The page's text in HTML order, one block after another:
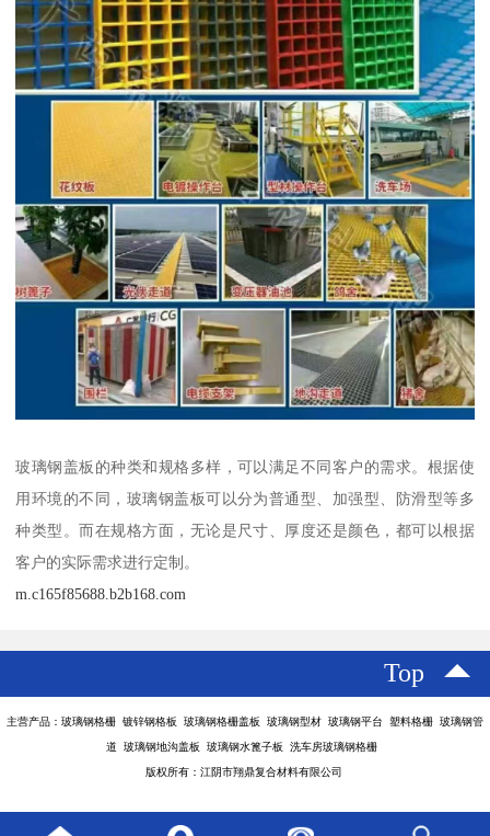
玻璃钢盖板的种类和规格多样，可以满足不同客户的需求。根据使
用环境的不同，玻璃钢盖板可以分为普通型、加强型、防滑型等多
种类型。而在规格方面，无论是尺寸、厚度还是颜色，都可以根据
客户的实际需求进行定制。
m.c165f85688.b2b168.com
Top
主营产品：玻璃钢格栅 镀锌钢格板 玻璃钢格栅盖板 玻璃钢型材 玻璃钢平台 塑料格栅 玻璃钢管
道 玻璃钢地沟盖板 玻璃钢水篦子板 洗车房玻璃钢格栅
版权所有：江阴市翔鼎复合材料有限公司